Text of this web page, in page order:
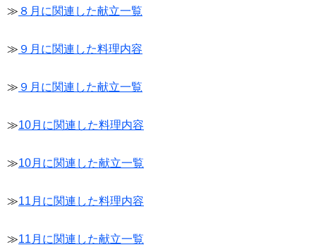
≫ ８月に関連した献立一覧
≫ ９月に関連した料理内容
≫ ９月に関連した献立一覧
≫10月に関連した料理内容
≫10月に関連した献立一覧
≫11月に関連した料理内容
≫11月に関連した献立一覧